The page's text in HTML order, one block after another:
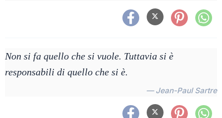
Non si fa quello che si vuole. Tuttavia si è
responsabili di quello che si è.
— Jean-Paul Sartre